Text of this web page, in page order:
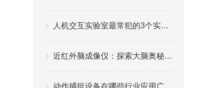
人机交互实验室最常犯的3个实验设计错误，第2个几乎人人中招
近红外脑成像仪：探索大脑奥秘的新工具
动作捕捉设备在哪些行业应用广泛？